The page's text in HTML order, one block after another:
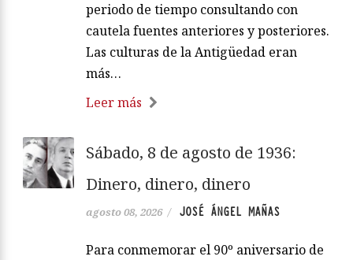
periodo de tiempo consultando con
cautela fuentes anteriores y posteriores.
Las culturas de la Antigüedad eran
más…
Leer más
Sábado, 8 de agosto de 1936:
Dinero, dinero, dinero
agosto 08, 2026 / JOSÉ ÁNGEL MAÑAS
Para conmemorar el 90º aniversario de